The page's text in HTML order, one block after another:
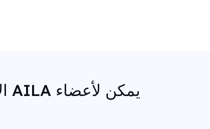
يمكن لأعضاء AILA الآن الوصول إلى خدمات الترجمة عند الطلب من MotaWord